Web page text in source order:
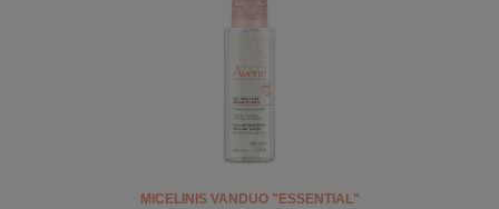
MICELINIS VANDUO "ESSENTIAL"